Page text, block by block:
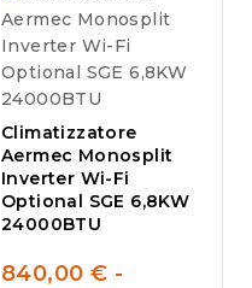
Climatizzatore
Aermec Monosplit
Inverter Wi-Fi
Optional SGE 6,8KW
24000BTU
840,00 € -